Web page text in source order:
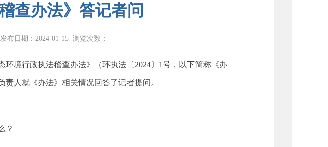
查办法》答记者问
发布日期：2024-01-15 浏览次数： -
环境行政执法稽查办法》（环执法〔2024〕1号，以下简称《办
人就《办法》相关情况回答了记者提问。
？